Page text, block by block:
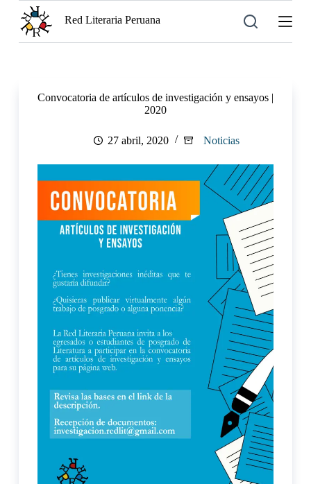
Red Literaria Peruana
Convocatoria de artículos de investigación y ensayos |
2020
27 abril, 2020 Noticias